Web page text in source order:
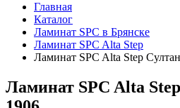
Главная
Каталог
Ламинат SPC в Брянске
Ламинат SPC Alta Step
Ламинат SPC Alta Step
Ламинат SPC Alta